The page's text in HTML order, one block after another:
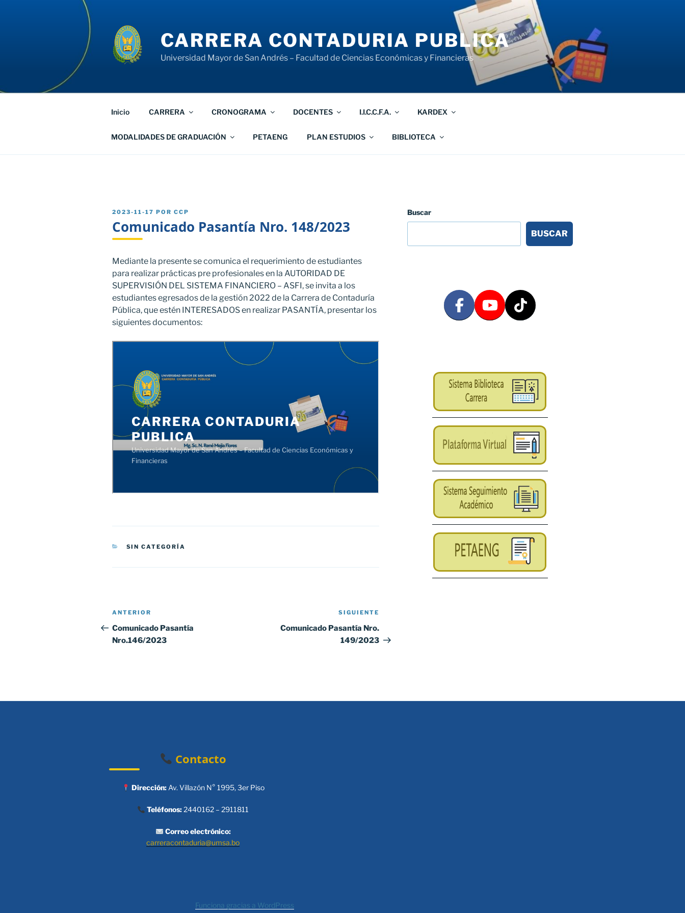
CARRERA CONTADURIA PUBLICA
Universidad Mayor de San Andrés – Facultad de Ciencias Económicas y Financieras
Inicio CARRERA CRONOGRAMA DOCENTES I.I.C.C.F.A. KARDEX
MODALIDADES DE GRADUACIÓN PETAENG PLAN ESTUDIOS BIBLIOTECA
PUBLICADO
2023-11-17 POR CCP
Comunicado Pasantía Nro. 148/2023
Mediante la presente se comunica el requerimiento de estudiantes
para realizar prácticas pre profesionales en la AUTORIDAD DE
SUPERVISIÓN DEL SISTEMA FINANCIERO – ASFI, se invita a los
estudiantes egresados de la gestión 2022 de la Carrera de Contaduría
Pública, que estén INTERESADOS en realizar PASANTÍA, presentar los
siguientes documentos:
CATEGORÍAS
SIN CATEGORÍA
Navegación
de
entradas
Entrada
anterior:
ANTERIOR
Comunicado Pasantía
Nro.146/2023
SIGUIENTE
Comunicado Pasantía Nro.
149/2023
Buscar
BUSCAR
Contacto
Dirección:Av. Villazón N° 1995, 3er Piso
Teléfonos:2440162 – 2911811
Correo electrónico:
carreracontaduria@umsa.bo
Funciona gracias a WordPress